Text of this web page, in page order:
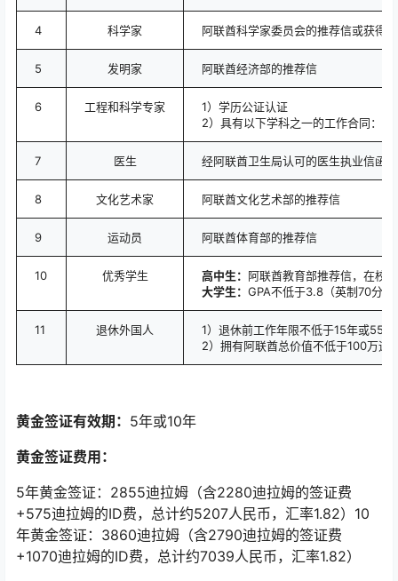
4 科学家 阿联酋科学家委员会的推荐信或获得
5 发明家 阿联酋经济部的推荐信
6 工程和科学专家
1）学历公证认证
2）具有以下学科之一的工作合同：
7 医生 经阿联酋卫生局认可的医生执业信函
8 文化艺术家 阿联酋文化艺术部的推荐信
9 运动员 阿联酋体育部的推荐信
10 优秀学生 高中生： 阿联酋教育部推荐信，在校
大学生： GPA不低于3.8（英制70分
11 退休外国人
1）退休前工作年限不低于15年或55岁
2）拥有阿联酋总价值不低于100万迪
黄金签证有效期： 5年或10年
黄金签证费用：
5年黄金签证：2855迪拉姆（含2280迪拉姆的签证费
+575迪拉姆的ID费，总计约5207人民币，汇率1.82）10
年黄金签证：3860迪拉姆（含2790迪拉姆的签证费
+1070迪拉姆的ID费，总计约7039人民币，汇率1.82）